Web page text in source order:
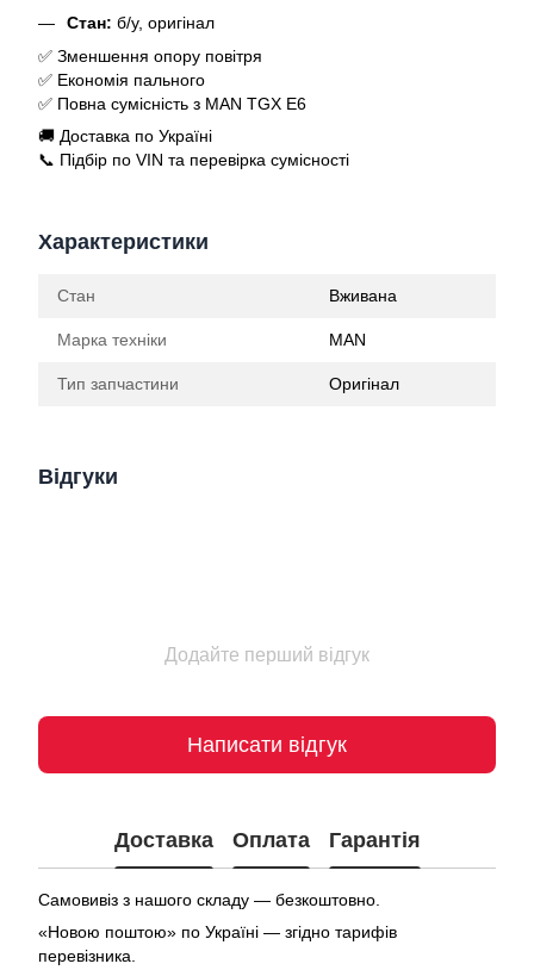
Стан: б/у, оригінал
✅ Зменшення опору повітря
✅ Економія пального
✅ Повна сумісність з MAN TGX E6
🚚 Доставка по Україні
📞 Підбір по VIN та перевірка сумісності
Характеристики
Стан Вживана
Марка техніки MAN
Тип запчастини Оригінал
Відгуки
Додайте перший відгук
Написати відгук
Доставка Оплата Гарантія
Самовивіз з нашого складу — безкоштовно.
«Новою поштою» по Україні — згідно тарифів
перевізника.